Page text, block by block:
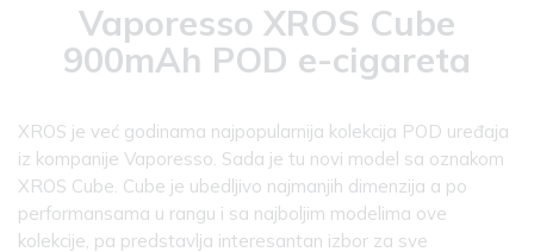
Vaporesso XROS Cube
900mAh POD e-cigareta
XROS je već godinama najpopularnija kolekcija POD uređaja
iz kompanije Vaporesso. Sada je tu novi model sa oznakom
XROS Cube. Cube je ubedljivo najmanjih dimenzija a po
performansama u rangu i sa najboljim modelima ove
kolekcije, pa predstavlja interesantan izbor za sve